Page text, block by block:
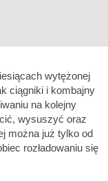
wytężonej
ciągniki i kombajny
na kolejny
wysuszyć oraz
można już tylko od
rozładowaniu się